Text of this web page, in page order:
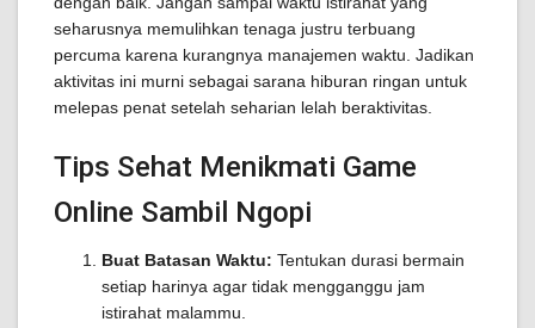
seharusnya memulihkan tenaga justru terbuang
percuma karena kurangnya manajemen waktu. Jadikan
aktivitas ini murni sebagai sarana hiburan ringan untuk
melepas penat setelah seharian lelah beraktivitas.
Tips Sehat Menikmati Game
Online Sambil Ngopi
Buat Batasan Waktu: Tentukan durasi bermain
setiap harinya agar tidak mengganggu jam
istirahat malammu.